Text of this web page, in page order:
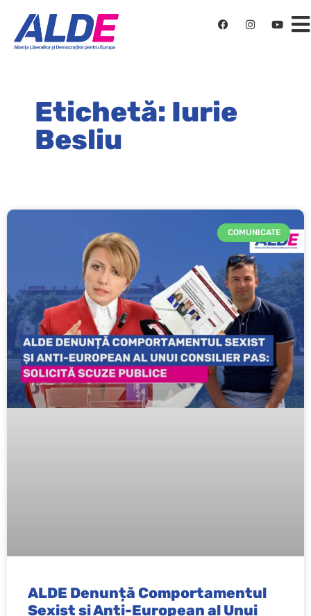
Etichetă: Iurie
Besliu
COMUNICATE
ALDE Denunță Comportamentul
Sexist și Anti-European al Unui